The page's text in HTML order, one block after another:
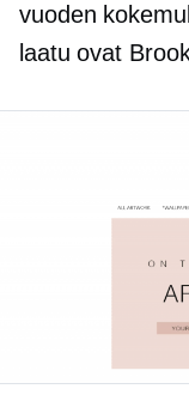
vuoden
laatu ovat